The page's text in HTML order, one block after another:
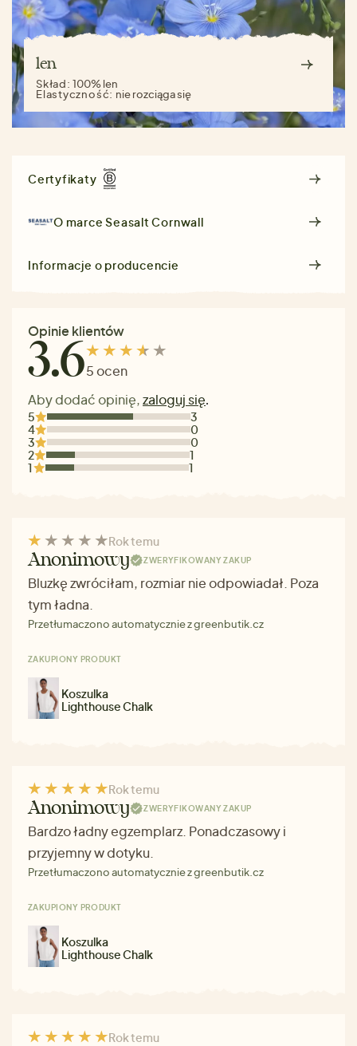
len
Skład:100% len
Elastyczność: nie rozciąga się
Certyfikaty
O marceSeasalt Cornwall
Informacje o producencie
Opinie klientów
3.65 ocen
Aby dodać opinię,zaloguj się.
5
3
4
0
3
0
2
1
1
1
Rok temu
Anonimowy ZWERYFIKOWANY ZAKUP
Bluzkę zwróciłam, rozmiar nie odpowiadał. Poza
tym ładna.
Przetłumaczono automatycznie z greenbutik.cz
ZAKUPIONY PRODUKT
Koszulka
Lighthouse Chalk
Rok temu
Anonimowy ZWERYFIKOWANY ZAKUP
Bardzo ładny egzemplarz. Ponadczasowy i
przyjemny w dotyku.
Przetłumaczono automatycznie z greenbutik.cz
ZAKUPIONY PRODUKT
Koszulka
Lighthouse Chalk
Rok temu